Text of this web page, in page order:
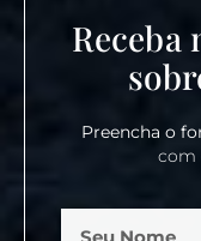
Receba
Preencha o
com